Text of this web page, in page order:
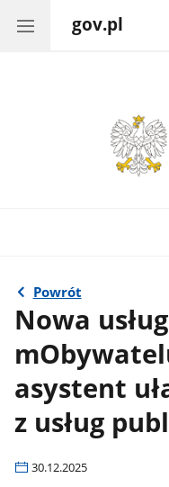
gov.pl
Powrót
Nowa
asystent
z usług
30.12.2025